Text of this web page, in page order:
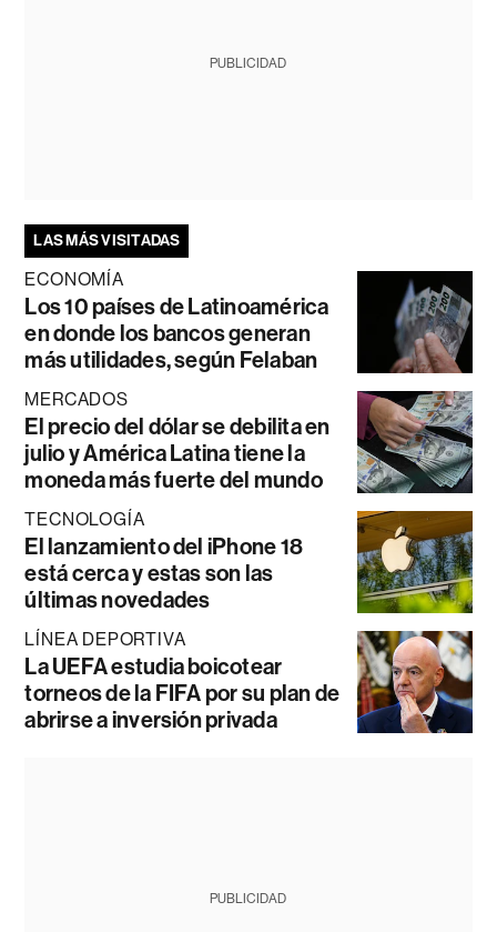
PUBLICIDAD
LAS MÁS VISITADAS
ECONOMÍA
Los 10 países de Latinoamérica
en donde los bancos generan
más utilidades, según Felaban
MERCADOS
El precio del dólar se debilita en
julio y América Latina tiene la
moneda más fuerte del mundo
TECNOLOGÍA
El lanzamiento del iPhone 18
está cerca y estas son las
últimas novedades
LÍNEA DEPORTIVA
La UEFA estudia boicotear
torneos de la FIFA por su plan de
abrirse a inversión privada
PUBLICIDAD